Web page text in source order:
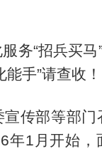
务“招兵买马
手”请查收！
传部等部门
年1月开始，